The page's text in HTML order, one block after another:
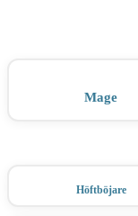
Mage
Höftböjare